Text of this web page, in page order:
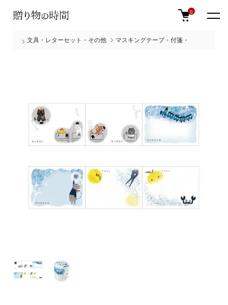
0
文具・レターセット・その他 マスキングテープ・付箋・